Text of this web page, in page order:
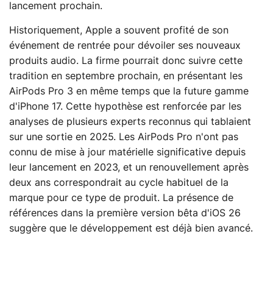
lancement prochain.
Historiquement, Apple a souvent profité de son
événement de rentrée pour dévoiler ses nouveaux
produits audio. La firme pourrait donc suivre cette
tradition en septembre prochain, en présentant les
AirPods Pro 3 en même temps que la future gamme
d'iPhone 17. Cette hypothèse est renforcée par les
analyses de plusieurs experts reconnus qui tablaient
sur une sortie en 2025. Les AirPods Pro n'ont pas
connu de mise à jour matérielle significative depuis
leur lancement en 2023, et un renouvellement après
deux ans correspondrait au cycle habituel de la
marque pour ce type de produit. La présence de
références dans la première version bêta d'iOS 26
suggère que le développement est déjà bien avancé.